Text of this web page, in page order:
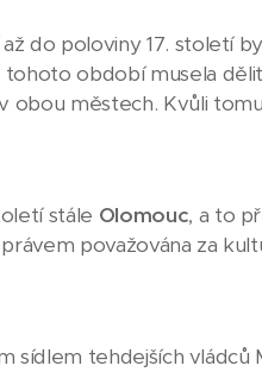
do poloviny 17. století
tohoto období musela
obou městech. Kvůli
stále Olomouc, a to
považována za
sídlem tehdejších vládců